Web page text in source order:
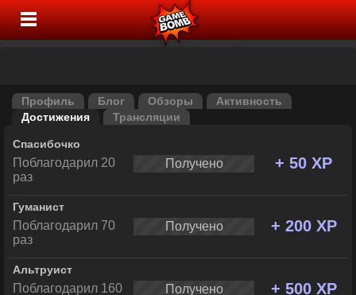
Профиль Блог Обзоры
Активность
Достижения
Трансляции
Спасибочко
Поблагодарил 20
раз
Получено + 50 XP
Гуманист
Поблагодарил 70
раз
Получено + 200 XP
Альтруист
Поблагодарил 160
Получено + 500 XP